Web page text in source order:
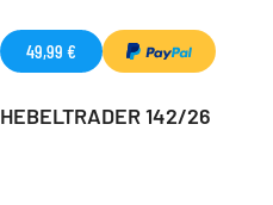
49,99 €
HEBELTRADER 142/26